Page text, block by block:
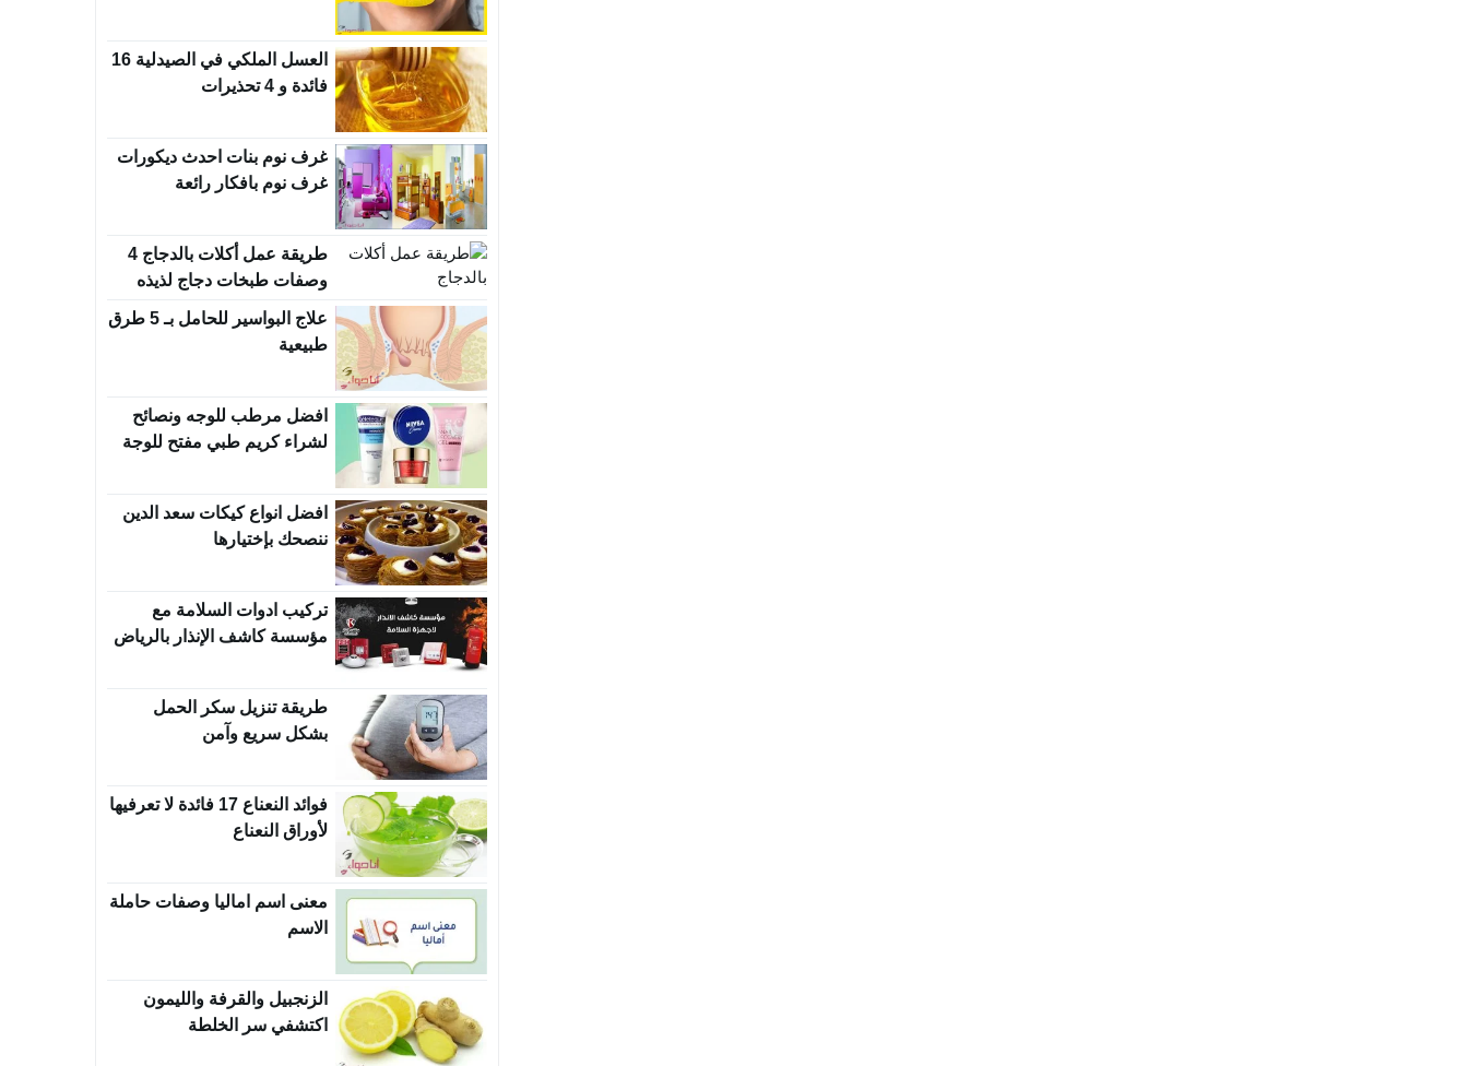
العسل الملكي في الصيدلية 16
فائدة و 4 تحذيرات
غرف نوم بنات احدث ديكورات
غرف نوم بافكار رائعة
طريقة عمل أكلات بالدجاج 4
وصفات طبخات دجاج لذيذه
علاج البواسير للحامل بـ 5 طرق
طبيعية
افضل مرطب للوجه ونصائح
لشراء كريم طبي مفتح للوجة
افضل انواع كيكات سعد الدين
ننصحك بإختيارها
تركيب ادوات السلامة مع
مؤسسة كاشف الإنذار بالرياض
طريقة تنزيل سكر الحمل
بشكل سريع وآمن
فوائد النعناع 17 فائدة لا تعرفيها
لأوراق النعناع
معنى اسم اماليا وصفات حاملة
الاسم
الزنجبيل والقرفة والليمون
اكتشفي سر الخلطة